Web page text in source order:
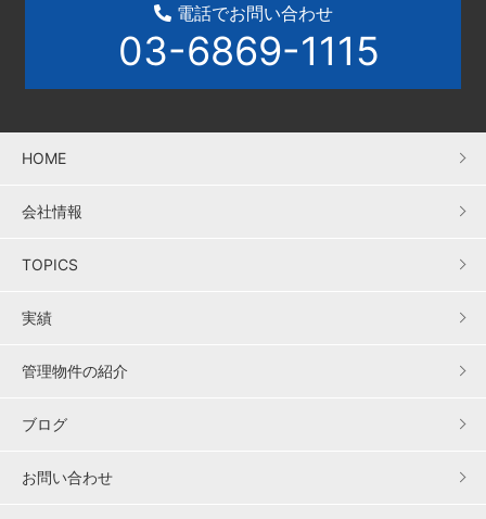
電話でお問い合わせ
03-6869-1115
HOME
会社情報
TOPICS
実績
管理物件の紹介
ブログ
お問い合わせ